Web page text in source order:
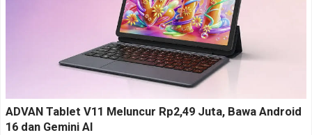
ADVAN Tablet V11 Meluncur Rp2,49 Juta, Bawa Android
16 dan Gemini AI